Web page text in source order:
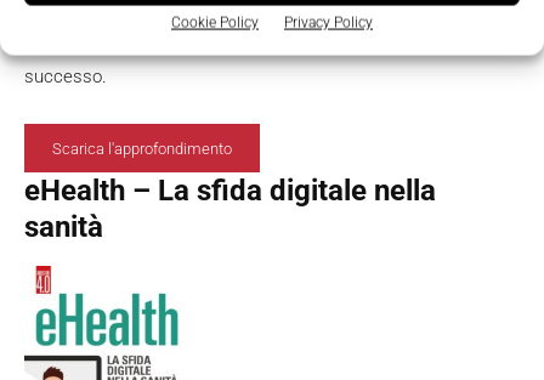
Cookie Policy Privacy Policy
dovuta ai cyberattacchi e lo spionaggio industriale. Nel
successo.
Scarica l'approfondimento
eHealth – La sfida digitale nella
sanità